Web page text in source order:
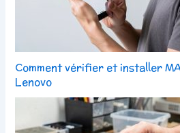
Comment vérifier et installer
Lenovo